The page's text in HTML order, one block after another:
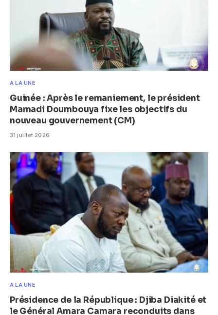
A LA UNE
Guinée : Après le remaniement, le président
Mamadi Doumbouya fixe les objectifs du
nouveau gouvernement (CM)
31 juillet 2026
A LA UNE
Présidence de la République : Djiba Diakité et
le Général Amara Camara reconduits dans